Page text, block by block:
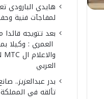
هايدي البارودي
لمفاجآت فنية
بعد تتويجه
العمري : وكيلا
العربي
بدر عبدالعزيز..
تألقه في